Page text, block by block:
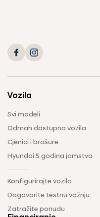
Vozila
Svi modeli
Odmah dostupna vozila
Cjenici i brošure
Hyundai 5 godina jamstva
Konfigurirajte vozilo
Dogovorite testnu vožnju
Zatražite ponudu